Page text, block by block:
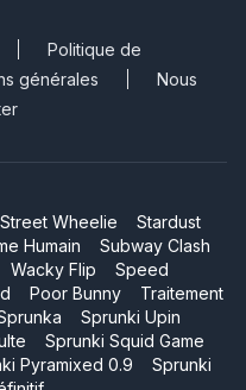
Politique de
générales
Nous
Street Wheelie
Stardust
Humain
Subway Clash
Wacky Flip
Speed
Poor Bunny
Traitement
Sprunki Upin
Sprunki Squid Game
Pyramixed 0.9
Sprunki